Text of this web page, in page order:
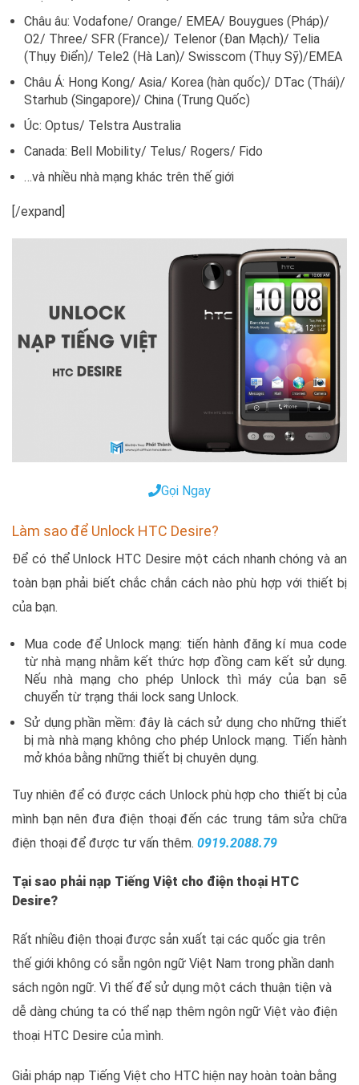
Châu âu: Vodafone/ Orange/ EMEA/ Bouygues (Pháp)/
O2/ Three/ SFR (France)/ Telenor (Đan Mạch)/ Telia
(Thụy Điển)/ Tele2 (Hà Lan)/ Swisscom (Thụy Sỹ)/EMEA
Châu Á: Hong Kong/ Asia/ Korea (hàn quốc)/ DTac (Thái)/
Starhub (Singapore)/ China (Trung Quốc)
Úc: Optus/ Telstra Australia
Canada: Bell Mobility/ Telus/ Rogers/ Fido
…và nhiều nhà mạng khác trên thế giới
[/expand]
Gọi Ngay
Làm sao để Unlock HTC Desire?
Để có thể Unlock HTC Desire một cách nhanh chóng và an
toàn bạn phải biết chắc chắn cách nào phù hợp với thiết bị
của bạn.
Mua code để Unlock mạng: tiến hành đăng kí mua code
từ nhà mạng nhằm kết thức hợp đồng cam kết sử dụng.
Nếu nhà mạng cho phép Unlock thì máy của bạn sẽ
chuyển từ trạng thái lock sang Unlock.
Sử dụng phần mềm: đây là cách sử dụng cho những thiết
bị mà nhà mạng không cho phép Unlock mạng. Tiến hành
mở khóa bằng những thiết bị chuyên dụng.
Tuy nhiên để có được cách Unlock phù hợp cho thiết bị của
mình bạn nên đưa điện thoại đến các trung tâm sửa chữa
điện thoại để được tư vấn thêm. 0919.2088.79
Tại sao phải nạp Tiếng Việt cho điện thoại HTC
Desire?
Rất nhiều điện thoại được sản xuất tại các quốc gia trên
thế giới không có sẵn ngôn ngữ Việt Nam trong phần danh
sách ngôn ngữ. Vì thế để sử dụng một cách thuận tiện và
dễ dàng chúng ta có thể nạp thêm ngôn ngữ Việt vào điện
thoại HTC Desire của mình.
Giải pháp nạp Tiếng Việt cho HTC hiện nay hoàn toàn bằng